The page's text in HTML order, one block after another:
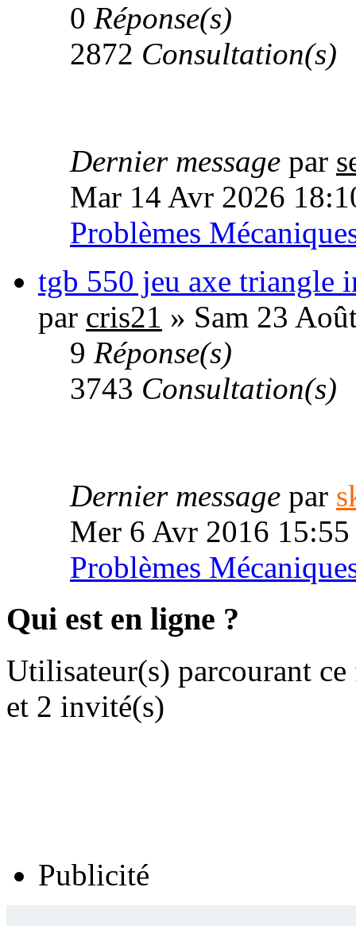
0 Réponse(s)
2872 Consultation(s)
Dernier message par
Mar 14 Avr 2026
Problèmes
tgb 550 jeu axe triangle
par cris21 » Sam 23
9 Réponse(s)
3743 Consultation(s)
Dernier message par
Mer 6 Avr 2016 15:55
Problèmes
Qui est en ligne ?
Utilisateur(s) parcourant
et 2 invité(s)
Publicité